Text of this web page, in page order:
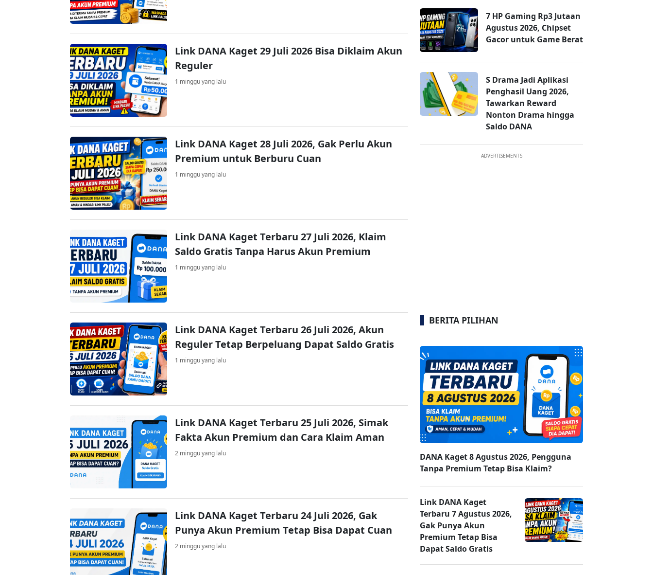
Link DANA Kaget 29 Juli 2026 Bisa Diklaim Akun
Reguler
1 minggu yang lalu
Link DANA Kaget 28 Juli 2026, Gak Perlu Akun
Premium untuk Berburu Cuan
1 minggu yang lalu
Link DANA Kaget Terbaru 27 Juli 2026, Klaim
Saldo Gratis Tanpa Harus Akun Premium
1 minggu yang lalu
Link DANA Kaget Terbaru 26 Juli 2026, Akun
Reguler Tetap Berpeluang Dapat Saldo Gratis
1 minggu yang lalu
Link DANA Kaget Terbaru 25 Juli 2026, Simak
Fakta Akun Premium dan Cara Klaim Aman
2 minggu yang lalu
Link DANA Kaget Terbaru 24 Juli 2026, Gak
Punya Akun Premium Tetap Bisa Dapat Cuan
2 minggu yang lalu
7 HP Gaming Rp3 Jutaan
Agustus 2026, Chipset
Gacor untuk Game Berat
S Drama Jadi Aplikasi
Penghasil Uang 2026,
Tawarkan Reward
Nonton Drama hingga
Saldo DANA
ADVERTISEMENTS
BERITA PILIHAN
DANA Kaget 8 Agustus 2026, Pengguna
Tanpa Premium Tetap Bisa Klaim?
Link DANA Kaget
Terbaru 7 Agustus 2026,
Gak Punya Akun
Premium Tetap Bisa
Dapat Saldo Gratis